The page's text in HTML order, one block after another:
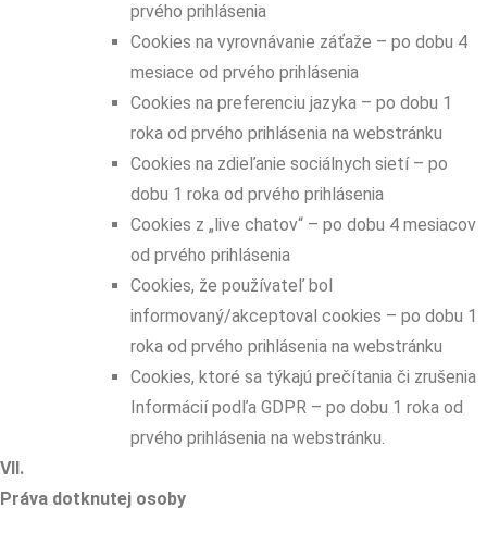
prvého prihlásenia
Cookies na vyrovnávanie záťaže – po dobu 4
mesiace od prvého prihlásenia
Cookies na preferenciu jazyka – po dobu 1
roka od prvého prihlásenia na webstránku
Cookies na zdieľanie sociálnych sietí – po
dobu 1 roka od prvého prihlásenia
Cookies z „live chatov“ – po dobu 4 mesiacov
od prvého prihlásenia
Cookies, že používateľ bol
informovaný/akceptoval cookies – po dobu 1
roka od prvého prihlásenia na webstránku
Cookies, ktoré sa týkajú prečítania či zrušenia
Informácií podľa GDPR – po dobu 1 roka od
prvého prihlásenia na webstránku.
VII.
Práva dotknutej osoby